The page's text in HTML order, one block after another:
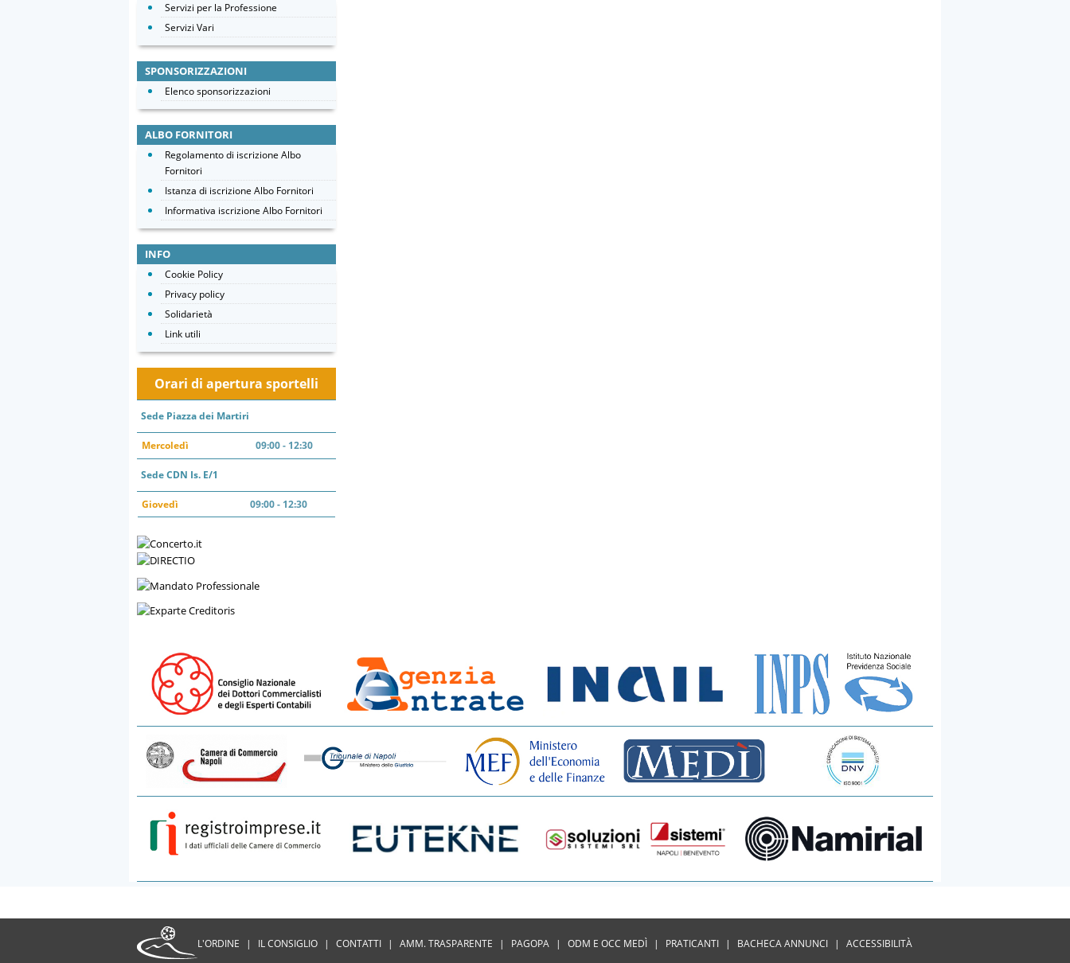
Servizi per la Professione
Servizi Vari
SPONSORIZZAZIONI
Elenco sponsorizzazioni
ALBO FORNITORI
Regolamento di iscrizione Albo
Fornitori
Istanza di iscrizione Albo Fornitori
Informativa iscrizione Albo Fornitori
INFO
Cookie Policy
Privacy policy
Solidarietà
Link utili
Orari di apertura sportelli
Sede Piazza dei Martiri
Mercoledì 09:00 - 12:30
Sede CDN Is. E/1
Giovedì 09:00 - 12:30
L'ORDINE | IL CONSIGLIO | CONTATTI | AMM. TRASPARENTE | PAGOPA | ODM E OCC MEDÌ | PRATICANTI | BACHECA ANNUNCI | ACCESSIBILITÀ